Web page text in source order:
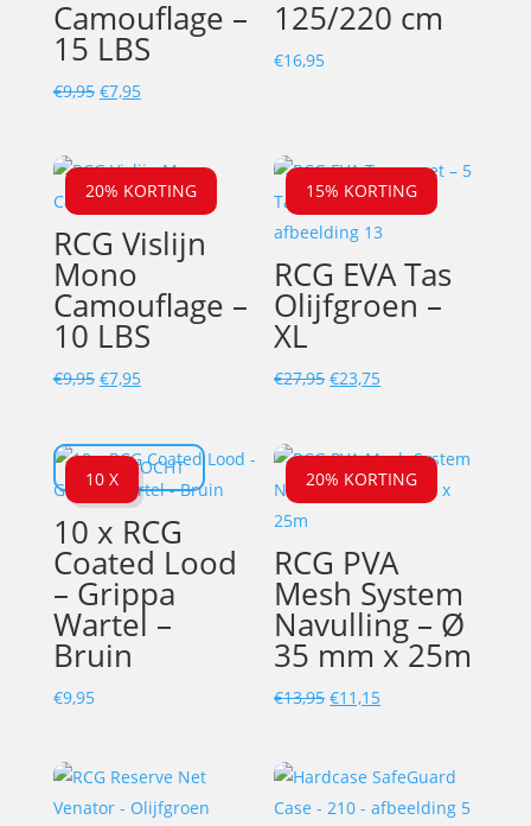
Camouflage –
15 LBS
€9,95 Oorspronkelijke
€9,95.
€7,95Huidige
€7,95.
125/220 cm
€16,95
20% KORTING
RCG Vislijn
Mono
Camouflage –
10 LBS
€9,95 Oorspronkelijke
was:
€9,95.
€7,95Huidige
is:
€7,95.
15% KORTING
RCG EVA Tas
Olijfgroen –
XL
€27,95 Oorspronkelijke
€27,95.
€23,75Huidige
€23,75.
UITVERKOCHT
10 X
10 x RCG
Coated Lood
– Grippa
Wartel –
Bruin
€9,95
20% KORTING
RCG PVA
Mesh System
Navulling – Ø
35 mm x 25m
€13,95 Oorspronkelijke
€13,95.
€11,15Huidige
€11,15.